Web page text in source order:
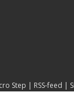
Step RSS-feed